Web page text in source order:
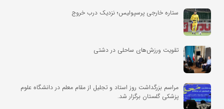
ستاره خارجی پرسپولیس؛ نزدیک درب خروج
تقویت ورزش‌های ساحلی در دشتی
مراسم بزرگداشت روز استاد و تجلیل از مقام معلم در دانشگاه علوم
پزشکی گلستان برگزار شد.‌